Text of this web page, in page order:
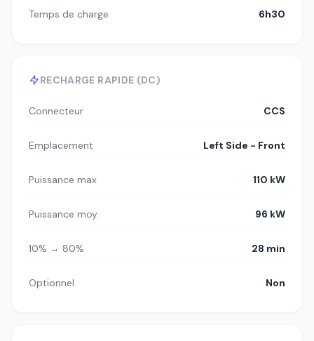
Temps de charge 6h30
RECHARGE RAPIDE (DC)
Connecteur CCS
Emplacement Left Side - Front
Puissance max 110 kW
Puissance moy. 96 kW
10% → 80% 28 min
Optionnel Non